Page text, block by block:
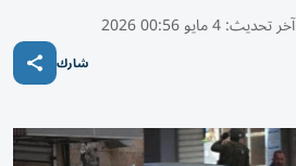
آخر تحديث:4 مايو 00:56 2026
شارك